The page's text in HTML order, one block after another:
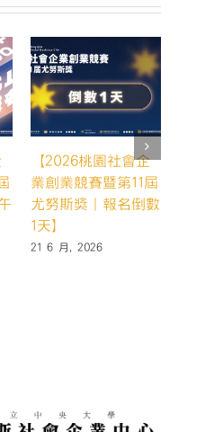
【2026桃園社會企
業創業競賽暨第11屆
尤努斯獎｜報名倒數
1天】
21 6 月, 2026